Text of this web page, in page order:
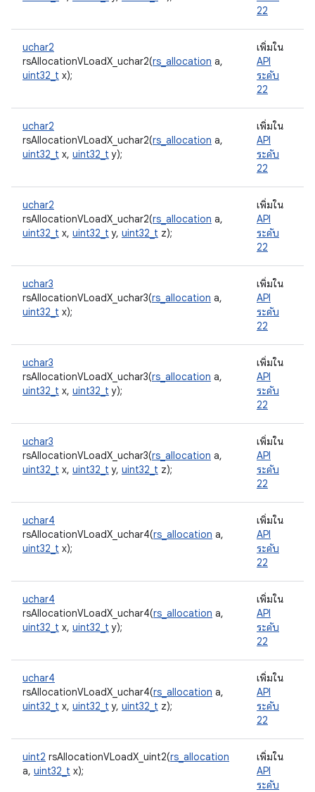
22
uchar2
rsAllocationVLoadX_uchar2(rs_allocation a,
uint32_t x);
เพิ่มใน
API
ระดับ
22
uchar2
rsAllocationVLoadX_uchar2(rs_allocation a,
uint32_t x, uint32_t y);
เพิ่มใน
API
ระดับ
22
uchar2
rsAllocationVLoadX_uchar2(rs_allocation a,
uint32_t x, uint32_t y, uint32_t z);
เพิ่มใน
API
ระดับ
22
uchar3
rsAllocationVLoadX_uchar3(rs_allocation a,
uint32_t x);
เพิ่มใน
API
ระดับ
22
uchar3
rsAllocationVLoadX_uchar3(rs_allocation a,
uint32_t x, uint32_t y);
เพิ่มใน
API
ระดับ
22
uchar3
rsAllocationVLoadX_uchar3(rs_allocation a,
uint32_t x, uint32_t y, uint32_t z);
เพิ่มใน
API
ระดับ
22
uchar4
rsAllocationVLoadX_uchar4(rs_allocation a,
uint32_t x);
เพิ่มใน
API
ระดับ
22
uchar4
rsAllocationVLoadX_uchar4(rs_allocation a,
uint32_t x, uint32_t y);
เพิ่มใน
API
ระดับ
22
uchar4
rsAllocationVLoadX_uchar4(rs_allocation a,
uint32_t x, uint32_t y, uint32_t z);
เพิ่มใน
API
ระดับ
22
uint2 rsAllocationVLoadX_uint2(rs_allocation
a, uint32_t x);
เพิ่มใน
API
ระดับ